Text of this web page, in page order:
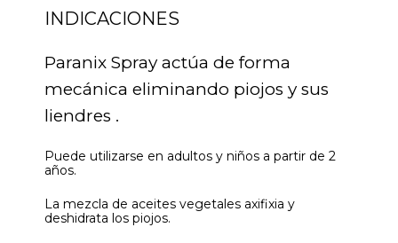
INDICACIONES
Paranix Spray actúa de forma
mecánica eliminando piojos y sus
liendres .
Puede utilizarse en adultos y niños a partir de 2
años.
La mezcla de aceites vegetales axifixia y
deshidrata los piojos.